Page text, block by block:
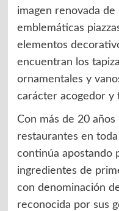
imagen renovada de
emblemáticas
elementos
encuentran los
ornamentales y
carácter acogedor y
Con más de 20
restaurantes en toda
continúa apostando
ingredientes de
con denominación
reconocida por sus